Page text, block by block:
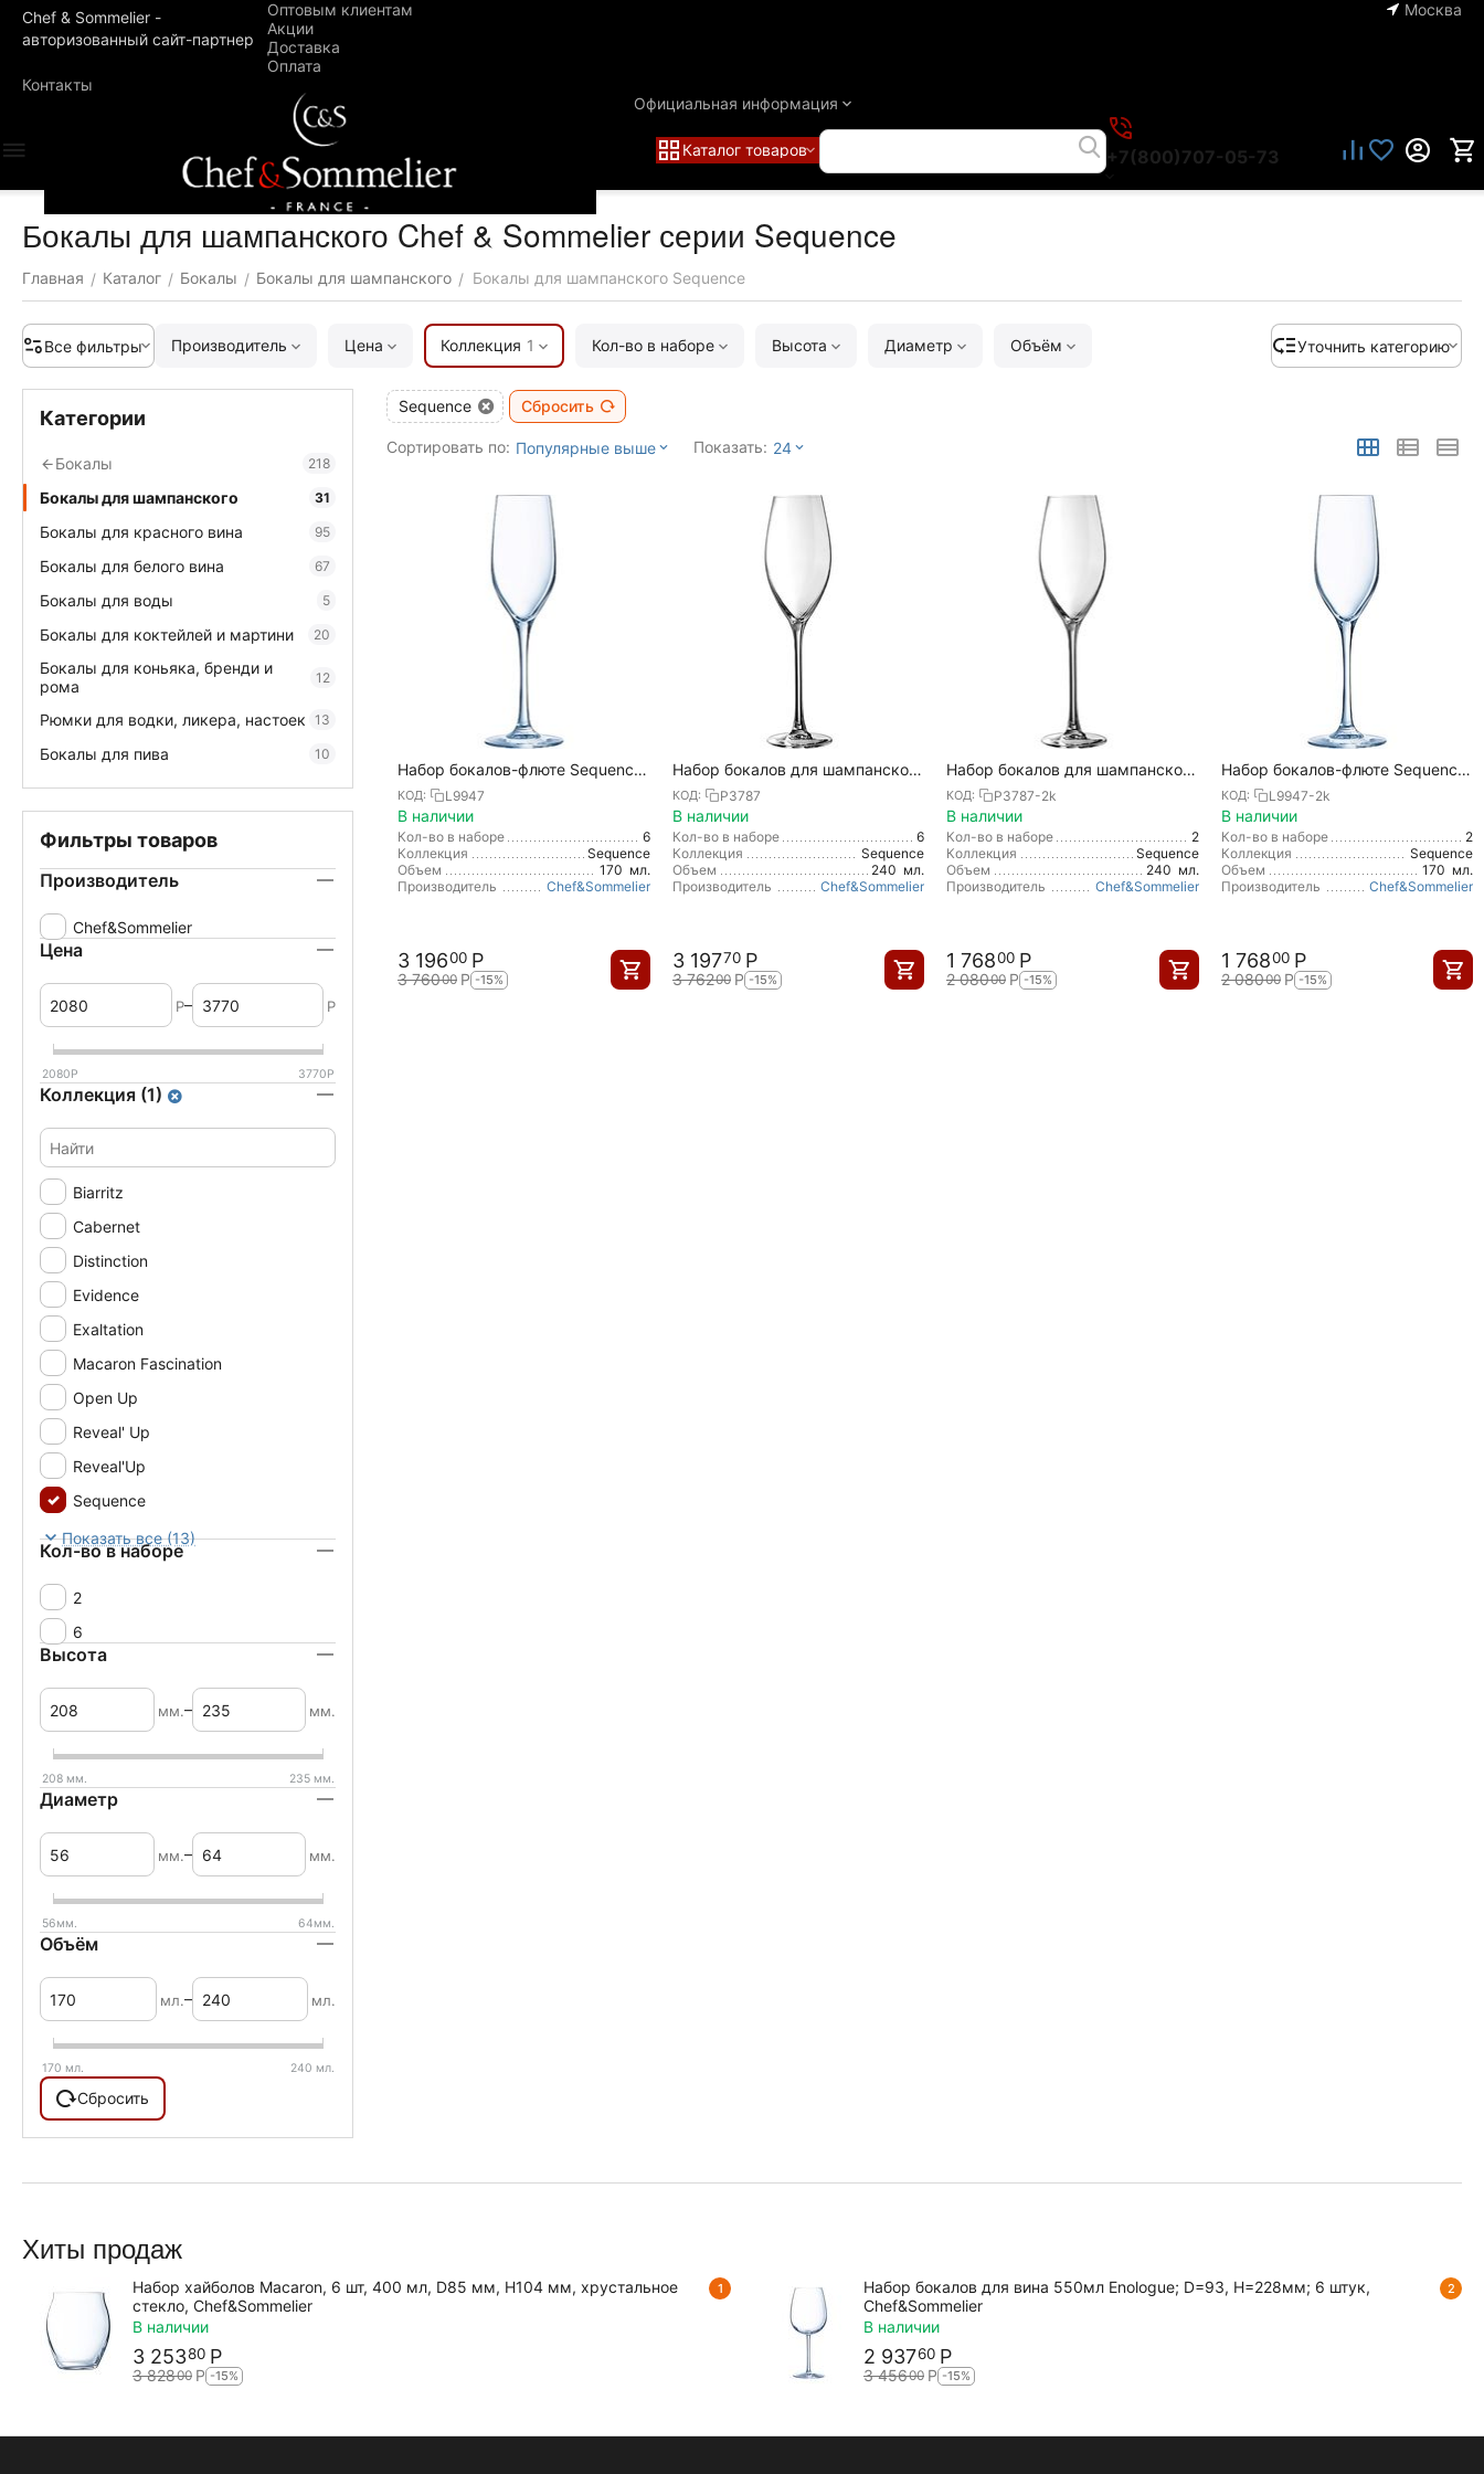
Chef & Sommelier -
авторизованный сайт-партнер
Москва
Оптовым клиентам
Акции
Доставка
Оплата
Контакты
Официальная информация
Каталог товаров +7(800)707-05-73
Бокалы для шампанского Chef & Sommelier серии Sequence
Главная / Каталог / Бокалы / Бокалы для шампанского / Бокалы для шампанского Sequence
Все фильтры Производитель Цена Коллекция 1 Кол-во в наборе Высота Диаметр Объём Уточнить категорию
Sequence Сбросить
Сортировать по: Популярные выше Показать: 24
Набор бокалов-флюте Sequence,
6 шт, 170 мл, Chef&Sommelier
КОД: L9947
В наличии
Кол-во в наборе
6
Коллекция
Sequence
Объем
170 мл.
Производитель
Chef&Sommelier
3 19600 Р
3 76000 Р -15%
Набор бокалов для шампанского
Sequence, 6 шт, 240 мл,
Chef&Sommelier
КОД: P3787
В наличии
Кол-во в наборе
6
Коллекция
Sequence
Объем
240 мл.
Производитель
Chef&Sommelier
3 19770 Р
3 76200 Р -15%
Набор бокалов для шампанского
Sequence, 2 шт, 240 мл,
Chef&Sommelier
КОД: P3787-2k
В наличии
Кол-во в наборе
2
Коллекция
Sequence
Объем
240 мл.
Производитель
Chef&Sommelier
1 76800 Р
2 08000 Р -15%
Набор бокалов-флюте Sequence,
2 шт, 170 мл, Chef&Sommelier
КОД: L9947-2k
В наличии
Кол-во в наборе
2
Коллекция
Sequence
Объем
170 мл.
Производитель
Chef&Sommelier
1 76800 Р
2 08000 Р -15%
Категории
Бокалы 218
Бокалы для шампанского 31
Бокалы для красного вина 95
Бокалы для белого вина 67
Бокалы для воды 5
Бокалы для коктейлей и мартини 20
Бокалы для коньяка, бренди и
рома
12
Рюмки для водки, ликера, настоек 13
Бокалы для пива 10
Фильтры товаров
Производитель
Chef&Sommelier
Цена
Р– Р
2080Р 3770Р
Коллекция (1)
Biarritz
Cabernet
Distinction
Evidence
Exaltation
Macaron Fascination
Open Up
Reveal' Up
Reveal'Up
Sequence
Sublime
Symetrie
Показать все (13)
Кол-во в наборе
2
6
Высота
мм.– мм.
208 мм. 235 мм.
Диаметр
мм.– мм.
56мм. 64мм.
Объём
мл.– мл.
170 мл. 240 мл.
Сбросить
Хиты продаж
1
Набор хайболов Macaron, 6 шт, 400 мл, D85 мм, H104 мм, хрустальное
стекло, Chef&Sommelier
В наличии
3 25380 Р
3 82800 Р -15%
2
Набор бокалов для вина 550мл Enologue; D=93, H=228мм; 6 штук,
Chef&Sommelier
В наличии
2 93760 Р
3 45600 Р -15%